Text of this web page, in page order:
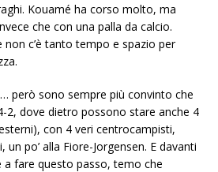
Kouamé ha corso molto, ma
che con una palla da calcio.
c’è tanto tempo e spazio per
però sono sempre più convinto che
2, dove dietro possono stare anche 4
con 4 veri centrocampisti,
po’ alla Fiore-Jorgensen. E davanti
a fare questo passo, temo che